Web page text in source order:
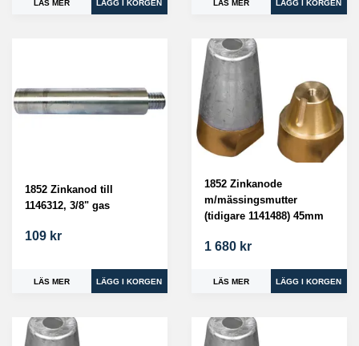
LÄS MER LÄS MER
1852 Zinkanod till
1146312, 3/8" gas
109 kr
LÄS MER
1852 Zinkanode
m/mässingsmutter
(tidigare 1141488) 45mm
1 680 kr
LÄS MER